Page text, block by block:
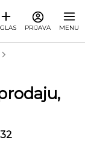
PRIJAVA MENU